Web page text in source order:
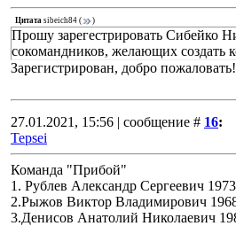
Цитата sibeich84 ( )
Прошу зарегестрировать Сибейко
сокомандников, желающих создать
Зарегистрирован, добро пожаловать!
27.01.2021, 15:56 | сообщение # 16:
Tepsei
Команда "Прибой"
1. Рублев Александр Сергеевич
2.Рыжов Виктор Владимирович
3.Денисов Анатолий Николаевич